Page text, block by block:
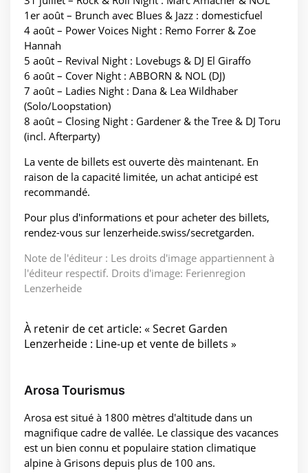
1er août – Brunch avec Blues & Jazz : domesticfuel
4 août – Power Voices Night : Remo Forrer & Zoe
Hannah
5 août – Revival Night : Lovebugs & DJ El Giraffo
6 août – Cover Night : ABBORN & NOL (DJ)
7 août – Ladies Night : Dana & Lea Wildhaber
(Solo/Loopstation)
8 août – Closing Night : Gardener & the Tree & DJ Toru
(incl. Afterparty)
La vente de billets est ouverte dès maintenant. En
raison de la capacité limitée, un achat anticipé est
recommandé.
Pour plus d'informations et pour acheter des billets,
rendez-vous sur lenzerheide.swiss/secretgarden.
Note de l'éditeur : Les droits d'image appartiennent à
l'éditeur respectif. Droits d'image: Ferienregion
Lenzerheide
À retenir de cet article: « Secret Garden
Lenzerheide : Line-up et vente de billets »
Arosa Tourismus
Arosa est situé à 1800 mètres d'altitude dans un
magnifique cadre de vallée. Le classique des vacances
est un bien connu et populaire station climatique
alpine à Grisons depuis plus de 100 ans.